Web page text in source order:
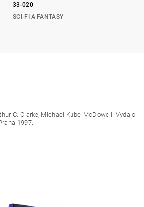
33-020
SCI-FI A FANTASY
C. Clarke, Michael Kube-McDowell. Vydalo
1997.